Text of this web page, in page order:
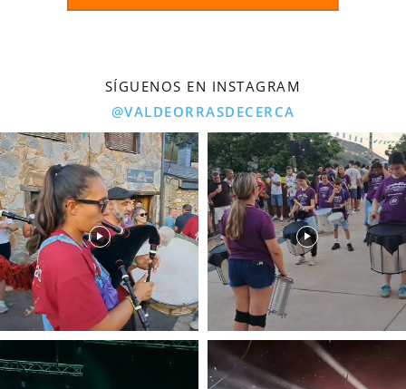
SÍGUENOS EN INSTAGRAM
@VALDEORRASDECERCA